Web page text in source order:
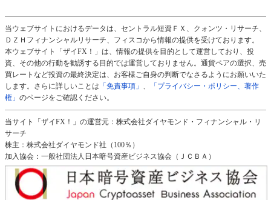
当ウェブサイトにおけるデータは、セントラル短資ＦＸ、クォンツ・リサーチ、
ＤＺＨフィナンシャルリサーチ、フィスコから情報の提供を受けております。
本ウェブサイト「ザイFX！」は、情報の提供を目的として運営しており、投
資、その他の行動を勧誘する目的では運営しておりません。通貨ペアの選択、売
買レートなど投資の最終決定は、お客様ご自身の判断でなさるようにお願いいた
します。さらに詳しいことは 「免責事項」
「プライバシー・ポリシー、著作
権」 のページをご確認ください。
当サイト「ザイFX！」の運営元：株式会社ダイヤモンド・フィナンシャル・リ
サーチ
株主：株式会社ダイヤモンド社（100％）
加入協会：一般社団法人日本暗号資産ビジネス協会（ＪＣＢＡ）